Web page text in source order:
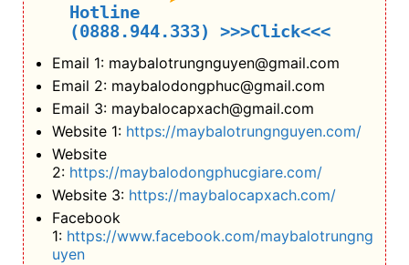
Hotline
(0888.944.333)
>>>Click<<<
Email 1: maybalotrungnguyen@gmail.com
Email 2: maybalodongphuc@gmail.com
Email 3: maybalocapxach@gmail.com
Website 1: https://maybalotrungnguyen.com/
Website
2: https://maybalodongphucgiare.com/
Website 3: https://maybalocapxach.com/
Facebook
1: https://www.facebook.com/maybalotrungng
uyen